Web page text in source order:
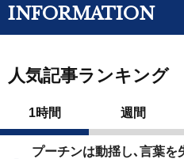
INFORMATION
人気記事ランキング
1時間 週間
プーチンは動揺し､言葉